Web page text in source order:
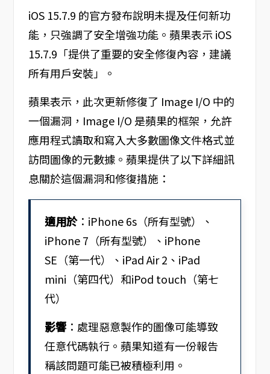
iOS 15.7.9 的官方發布說明未提及任何新功
能，只強調了安全增強功能。蘋果表示 iOS
15.7.9「提供了重要的安全修復內容，建議
所有用戶安裝」。
蘋果表示，此次更新修復了 Image I/O 中的
一個漏洞，Image I/O 是蘋果的框架，允許
應用程式讀取和寫入大多數圖像文件格式並
訪問圖像的元數據。蘋果提供了以下詳細訊
息關於這個漏洞和修復措施：
適用於：iPhone 6s（所有型號）、
iPhone 7（所有型號）、iPhone
SE（第一代）、iPad Air 2、iPad
mini（第四代）和iPod touch（第七
代）
影響 ：處理惡意製作的圖像可能導致
任意代碼執行。蘋果知道有一份報告
稱該問題可能已被積極利用。